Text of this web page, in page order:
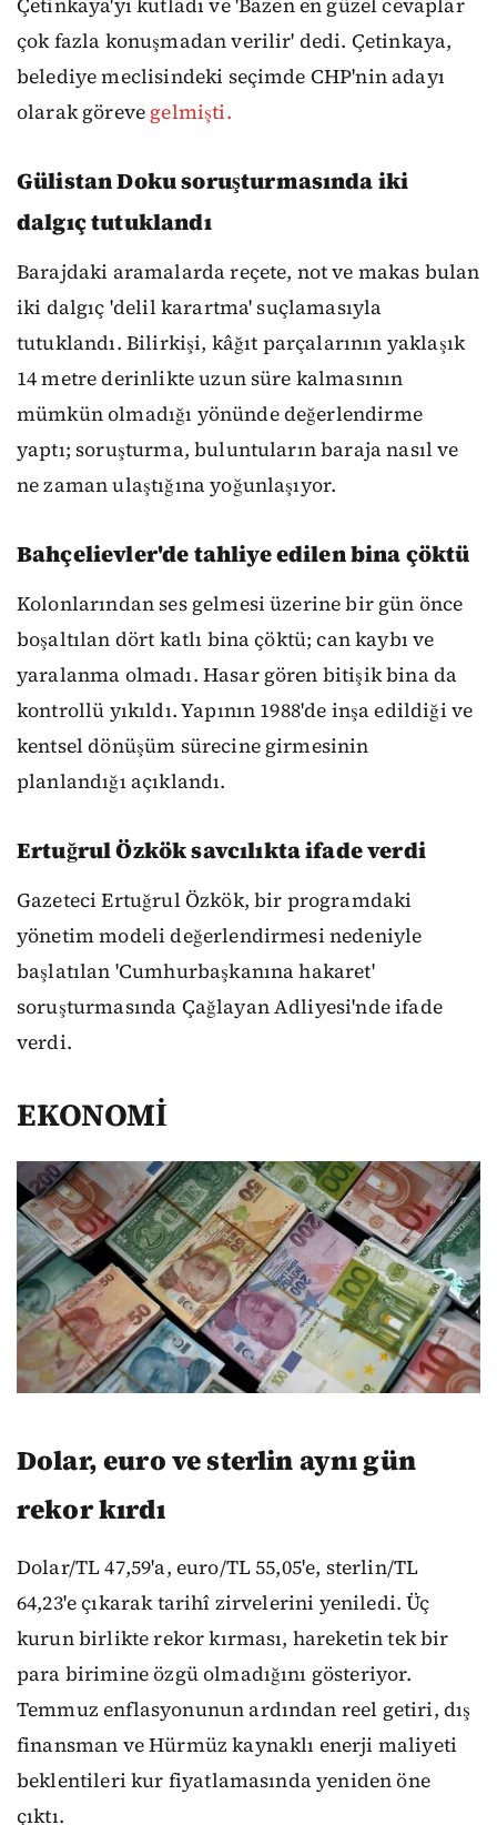
çok fazla konuşmadan verilir' dedi. Çetinkaya,
belediye meclisindeki seçimde CHP'nin adayı
olarak göreve gelmişti.
Gülistan Doku soruşturmasında iki
dalgıç tutuklandı
Barajdaki aramalarda reçete, not ve makas bulan
iki dalgıç 'delil karartma' suçlamasıyla
tutuklandı. Bilirkişi, kâğıt parçalarının yaklaşık
14 metre derinlikte uzun süre kalmasının
mümkün olmadığı yönünde değerlendirme
yaptı; soruşturma, buluntuların baraja nasıl ve
ne zaman ulaştığına yoğunlaşıyor.
Bahçelievler'de tahliye edilen bina çöktü
Kolonlarından ses gelmesi üzerine bir gün önce
boşaltılan dört katlı bina çöktü; can kaybı ve
yaralanma olmadı. Hasar gören bitişik bina da
kontrollü yıkıldı. Yapının 1988'de inşa edildiği ve
kentsel dönüşüm sürecine girmesinin
planlandığı açıklandı.
Ertuğrul Özkök savcılıkta ifade verdi
Gazeteci Ertuğrul Özkök, bir programdaki
yönetim modeli değerlendirmesi nedeniyle
başlatılan 'Cumhurbaşkanına hakaret'
soruşturmasında Çağlayan Adliyesi'nde ifade
verdi.
EKONOMİ
Dolar, euro ve sterlin aynı gün
rekor kırdı
Dolar/TL 47,59'a, euro/TL 55,05'e, sterlin/TL
64,23'e çıkarak tarihî zirvelerini yeniledi. Üç
kurun birlikte rekor kırması, hareketin tek bir
para birimine özgü olmadığını gösteriyor.
Temmuz enflasyonunun ardından reel getiri, dış
finansman ve Hürmüz kaynaklı enerji maliyeti
beklentileri kur fiyatlamasında yeniden öne
çıktı.